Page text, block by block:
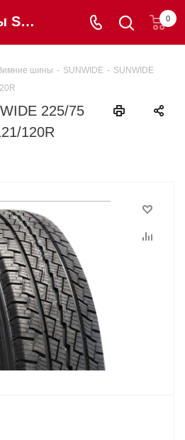
Зимние шины SUNWIDE 225/75 R16C VANSNOW 121/120R купить в интернет-магазине Шинторг 0
шины - SUNWIDE - SUNWIDE
225/75
120R